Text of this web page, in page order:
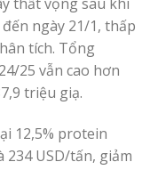
ngày 21/1, thấp
tích. Tổng
25 vẫn cao hơn
triệu giạ.
12,5% protein
USD/tấn, giảm